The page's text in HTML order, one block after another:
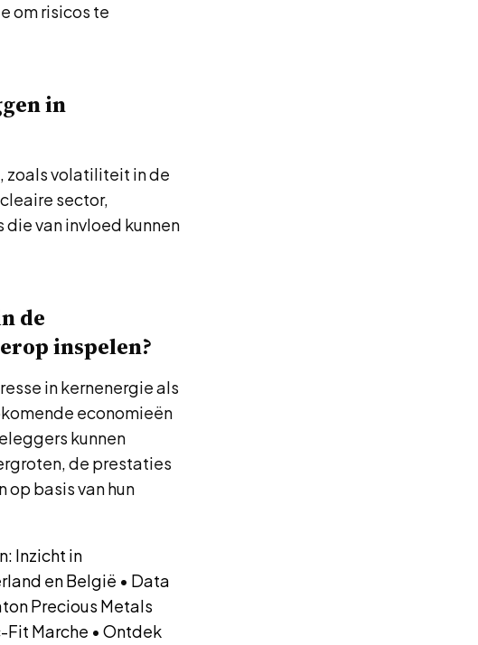
om risicos te
in
zoals volatiliteit in de
sector,
van invloed kunnen
de
inspelen?
in kernenergie als
economieën
kunnen
de prestaties
basis van hun
Inzicht in
en België • Data
Precious Metals
Fit Marche • Ontdek